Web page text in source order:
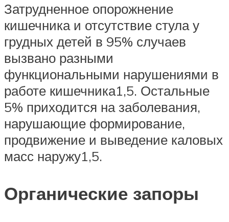
Затрудненное опорожнение
кишечника и отсутствие стула у
грудных детей в 95% случаев
вызвано разными
функциональными нарушениями в
работе кишечника1,5. Остальные
5% приходится на заболевания,
нарушающие формирование,
продвижение и выведение каловых
масс наружу1,5.
Органические запоры